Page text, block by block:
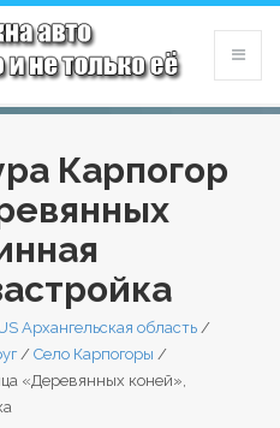
Карпогор
Архангельская область /
/ Село Карпогоры /
«Деревянных коней»,